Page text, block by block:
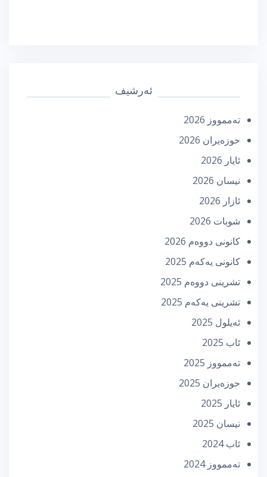
ئەرشیف
تەممووز 2026
حوزه‌یران 2026
ئایار 2026
نیسان 2026
ئازار 2026
شوبات 2026
كانونی دووه‌م 2026
كانونی یه‌كه‌م 2025
تشرینی دووه‌م 2025
تشرینی یه‌كه‌م 2025
ئه‌یلول 2025
ئاب 2025
تەممووز 2025
حوزه‌یران 2025
ئایار 2025
نیسان 2025
ئاب 2024
تەممووز 2024